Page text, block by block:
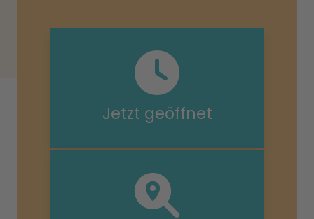
Jetzt geöffnet